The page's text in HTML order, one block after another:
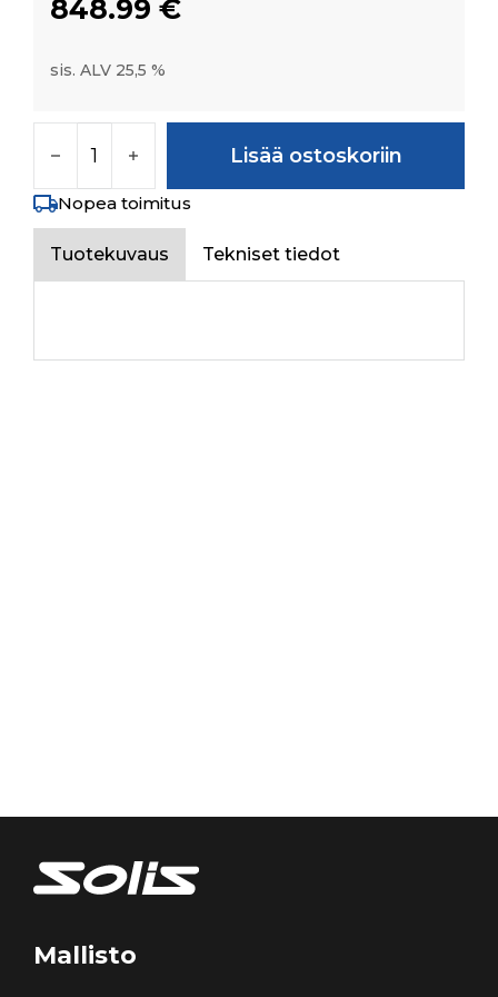
848.99 €
sis. ALV 25,5 %
Lisää ostoskoriin
Nopea toimitus
Tuotekuvaus Tekniset tiedot
Mallisto